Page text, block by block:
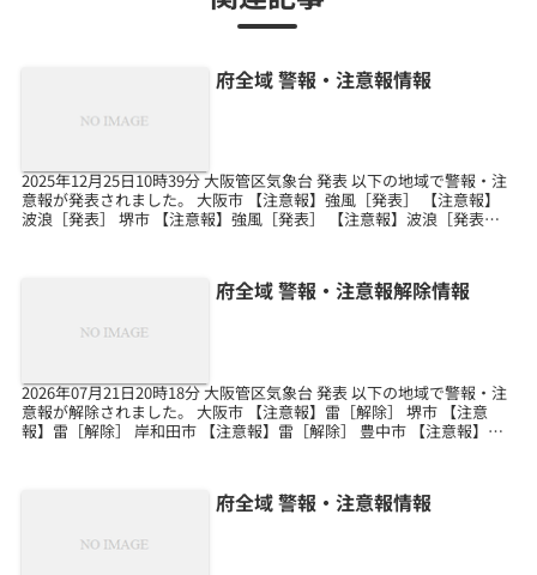
府全域 警報・注意報情報
2025年12月25日10時39分 大阪管区気象台 発表 以下の地域で警報・注
意報が発表されました。 大阪市 【注意報】強風［発表］ 【注意報】
波浪［発表］ 堺市 【注意報】強風［発表］ 【注意報】波浪［発表］
府全域 警報・注意報解除情報
2026年07月21日20時18分 大阪管区気象台 発表 以下の地域で警報・注
意報が解除されました。 大阪市 【注意報】雷［解除］ 堺市 【注意
報】雷［解除］ 岸和田市 【注意報】雷［解除］ 豊中市 【注意報】雷
府全域 警報・注意報情報